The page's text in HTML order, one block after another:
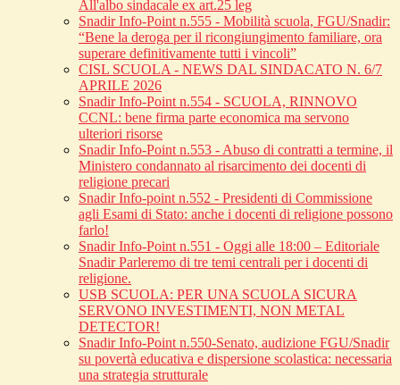
All'albo sindacale ex art.25 leg
Snadir Info-Point n.555 - Mobilità scuola, FGU/Snadir:
“Bene la deroga per il ricongiungimento familiare, ora
superare definitivamente tutti i vincoli”
CISL SCUOLA - NEWS DAL SINDACATO N. 6/7
APRILE 2026
Snadir Info-Point n.554 - SCUOLA, RINNOVO
CCNL: bene firma parte economica ma servono
ulteriori risorse
Snadir Info-Point n.553 - Abuso di contratti a termine, il
Ministero condannato al risarcimento dei docenti di
religione precari
Snadir Info-point n.552 - Presidenti di Commissione
agli Esami di Stato: anche i docenti di religione possono
farlo!
Snadir Info-Point n.551 - Oggi alle 18:00 – Editoriale
Snadir Parleremo di tre temi centrali per i docenti di
religione.
USB SCUOLA: PER UNA SCUOLA SICURA
SERVONO INVESTIMENTI, NON METAL
DETECTOR!
Snadir Info-Point n.550-Senato, audizione FGU/Snadir
su povertà educativa e dispersione scolastica: necessaria
una strategia strutturale